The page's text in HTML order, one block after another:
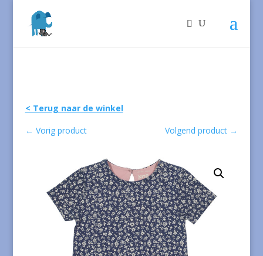
< Terug naar de winkel
← Vorig product Volgend product →